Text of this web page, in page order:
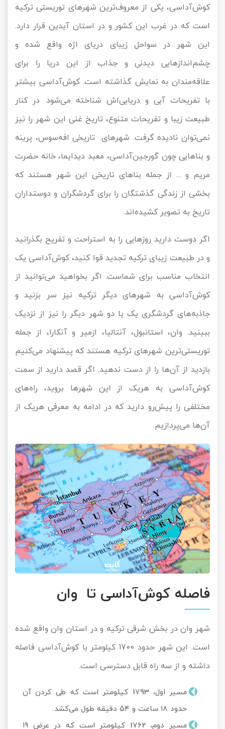
کوش‌آداسی، یکی از معروف‌ترین شهرهای توریستی ترکیه
است که در غرب این کشور و در استان آیدین قرار دارد.
این شهر در سواحل زیبای دریای اژه واقع شده و
چشم‌اندازهایی دیدنی و جذاب از این دریا را برای
علاقه‌مندان به نمایش گذاشته است. کوش‌آداسی بیشتر
با تفریحات آبی و دریایی‌اش شناخته می‌شود. در کنار
طبیعت زیبا و تفریحات متنوع، تاریخ غنی این شهر را نیز
نمی‌توان نادیده گرفت. شهرهای تاریخی افه‌سوس، پرینه
و بناهایی چون گورجین‌آداسی، معبد دیدایما، خانه حضرت
مریم و ... از جمله بناهای تاریخی این شهر هستند که
بخشی از زندگی گذشتگان را برای گردشگران و دوستداران
تاریخ به تصویر کشیده‌اند.
اگر دوست دارید روزهایی را به استراحت و تفریح بگذرانید
و در طبیعت زیبای ترکیه تجدید قوا کنید، کوش‌آداسی یک
انتخاب مناسب برای شماست. اگر بخواهید می‌توانید از
کوش‌آداسی به شهرهای دیگر ترکیه نیز سر بزنید و
جاذبه‌های گردشگری یک یا دو شهر دیگر را نیز از نزدیک
ببینید. وان، استانبول، آنتالیا، ازمیر و آنکارا، از جمله
توریستی‌ترین شهرهای ترکیه هستند که پیشنهاد می‌کنیم
بازدید از آن‌ها را از دست ندهید. اگر قصد دارید از سمت
کوش‌آداسی به هریک از این شهرها بروید، راه‌های
مختلفی را پیش‌رو دارید که در ادامه به معرفی هریک از
آن‌ها می‌پردازیم.
فاصله کوش‌آداسی تا وان
شهر وان در بخش شرقی ترکیه و در استان وان واقع شده
است. این شهر حدود 1700 کیلومتر با کوش‌آداسی فاصله
داشته و از سه راه قابل دسترسی است.
مسیر اول، 1793 کیلومتر است که طی کردن آن
حدود ۱۸ ساعت و ۵۴ دقیقه طول می‌کشد.
مسیر دوم، 1762 کیلومتر است که در عرض ۱۹